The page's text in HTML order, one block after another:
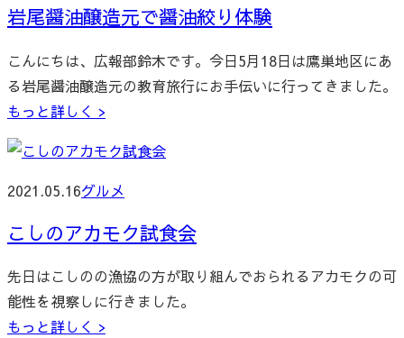
岩尾醤油醸造元で醤油絞り体験
こんにちは、広報部鈴木です。今日5月18日は鷹巣地区にあ
る岩尾醤油醸造元の教育旅行にお手伝いに行ってきました。
もっと詳しく >
2021.05.16グルメ
こしのアカモク試食会
先日はこしのの漁協の方が取り組んでおられるアカモクの可
能性を視察しに行きました。
もっと詳しく >